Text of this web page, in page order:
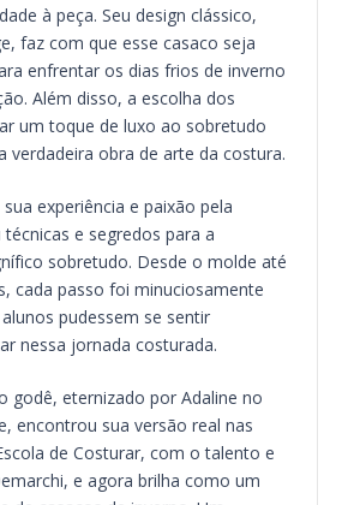
à peça. Seu design clássico,
faz com que esse casaco seja
enfrentar os dias frios de inverno
Além disso, a escolha dos
um toque de luxo ao sobretudo
verdadeira obra de arte da costura.
experiência e paixão pela
e segredos para a
sobretudo. Desde o molde até
cada passo foi minuciosamente
pudessem se sentir
nessa jornada costurada.
godê, eternizado por Adaline no
encontrou sua versão real nas
de Costurar, com o talento e
e agora brilha como um